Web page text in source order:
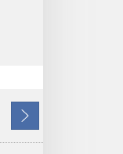
Qatimuq